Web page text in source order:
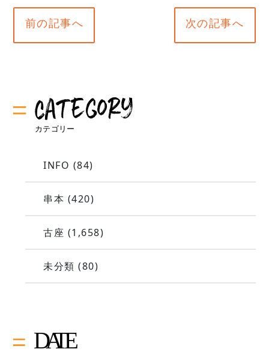
前の記事へ 次の記事へ
INFO (84)
串本 (420)
古座 (1,658)
未分類 (80)